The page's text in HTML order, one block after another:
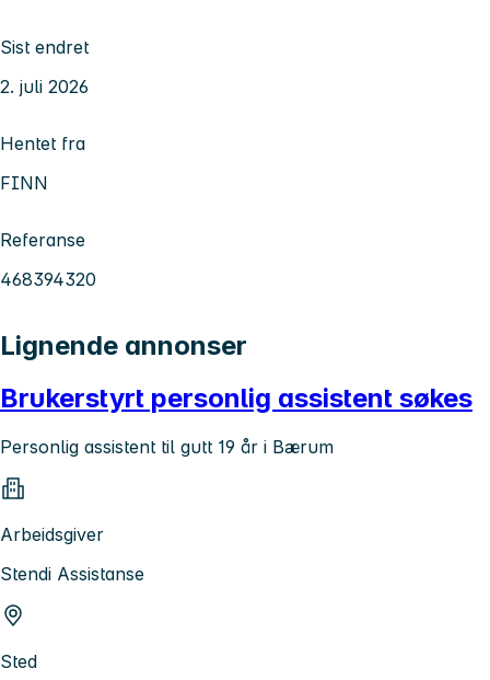
Sist endret
2. juli 2026
Hentet fra
FINN
Referanse
468394320
Lignende annonser
Brukerstyrt personlig assistent søkes
Personlig assistent til gutt 19 år i Bærum
Arbeidsgiver
Stendi Assistanse
Sted